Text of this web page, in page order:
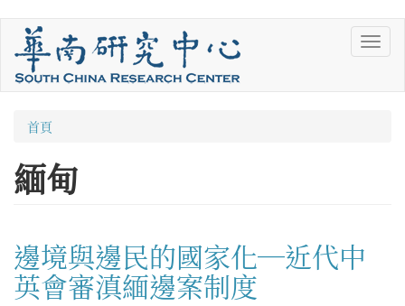
您
在
這
首頁
緬甸
邊境與邊民的國家化—近代中
英會審滇緬邊案制度